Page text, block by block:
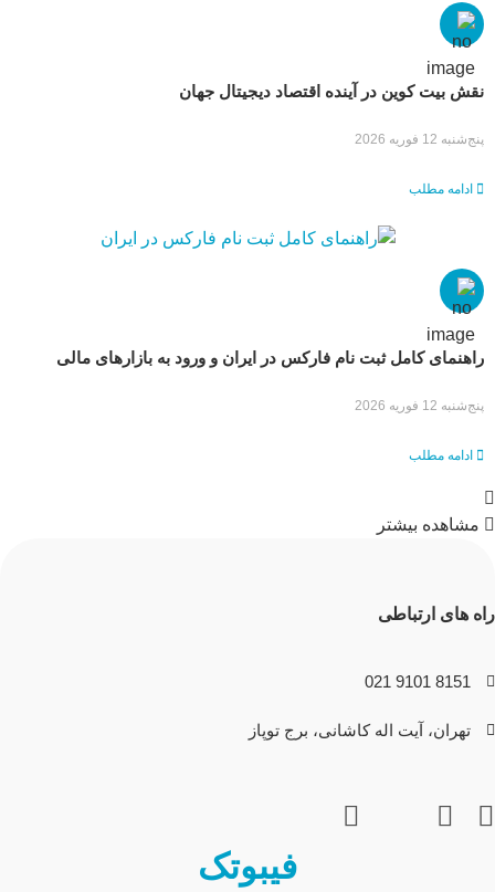
نقش بیت کوین در آینده اقتصاد دیجیتال جهان
پنج‌شنبه 12 فوریه 2026
ادامه مطلب
راهنمای کامل ثبت نام فارکس در ایران و ورود به بازارهای مالی
پنج‌شنبه 12 فوریه 2026
ادامه مطلب
مشاهده بیشتر
راه های ارتباطی
8151 9101 021
تهران، آیت اله کاشانی، برج توپاز
فیبوتک